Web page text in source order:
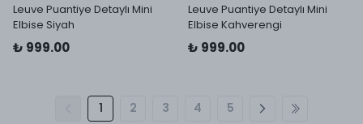
Leuve Puantiye Detaylı Mini
Elbise Siyah
₺ 999.00
Leuve Puantiye Detaylı Mini
Elbise Kahverengi
₺ 999.00
1 2 3 4 5